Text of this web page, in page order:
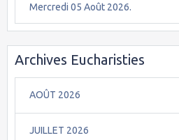
Mercredi 05 Août 2026.
Archives Eucharisties
AOÛT 2026
JUILLET 2026